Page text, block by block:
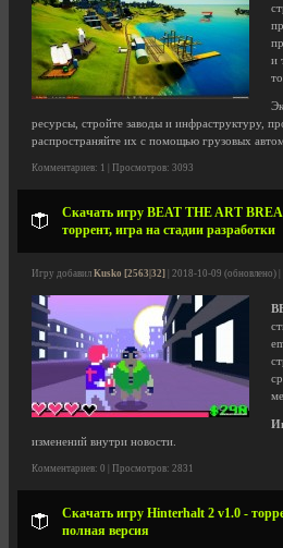
и
ресурсы, стройте заводы и инфраструктуру,
распространяйте их с помощью грузовых
Комментариев: 1 | Просмотров: 3093
Скачать игру BEAT THE ART
торрент, игра на стадии разработки
Игру добавил Kusko [2563|32] | 2018-10-09 (обновлено) |
изменений внутри новости.
Комментариев: 0 | Просмотров: 2831
Скачать игру Hinterhalt 2 v1.0 -
полная версия